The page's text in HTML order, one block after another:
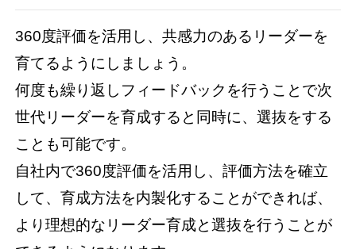
360度評価を活用し、共感力のあるリーダーを
育てるようにしましょう。
何度も繰り返しフィードバックを行うことで次
世代リーダーを育成すると同時に、選抜をする
ことも可能です。
自社内で360度評価を活用し、評価方法を確立
して、育成方法を内製化することができれば、
より理想的なリーダー育成と選抜を行うことが